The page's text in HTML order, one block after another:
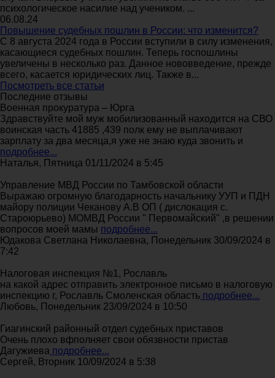
психологическое насилие над учеником. ...
06.08.24
Повышение судебных пошлин в России: что изменится?
С 8 августа 2024 года в России вступили в силу изменения,
касающиеся судебных пошлин. Теперь госпошлины
увеличены в несколько раз. Данное нововведение, прежде
всего, касается юридических лиц. Также в...
Посмотреть все статьи
Последние отзывы
Военная прокуратура – Юрга
Здравствуйте мой муж мобилизованный находится на СВО
воинская часть 41885 ,439 полк ему не выплачивают
зарплату за два месяца,я уже не знаю куда звонить и
подробнее...
Наталья, Пятница 01/11/2024 в 5:45
Управление МВД России по Тамбовской области
Выражаю огромную благодарность начальнику УУП и ПДН
майору полиции Чеканову А.В ОП ( дислокация с.
Староюрьево) МОМВД России " Первомайский" ,в решении
вопросов моей мамы подробнее...
Юдакова Светлана Николаевна, Понедельник 30/09/2024 в
7:42
Налоговая инспекция №1, Рославль
на какой адрес отправить электронное письмо в налоговую
инспекцию г, Рославль Смоленская область подробнее...
Любовь, Понедельник 23/09/2024 в 10:50
Гиагинский районный отдел судебных приставов
Очень плохо вфполняет свои обязвности пристав
Дагужиева подробнее...
Сергей, Вторник 10/09/2024 в 5:38